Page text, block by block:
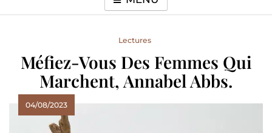
Lectures
Méfiez-Vous Des Femmes Qui
Marchent, Annabel Abbs.
04/08/2023